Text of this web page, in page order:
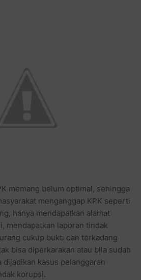
memang belum optimal, sehingga
menganggap KPK seperti
hanya mendapatkan alamat
mendapatkan laporan tindak
cukup bukti dan terkadang
bisa diperkarakan atau bila sudah
dijadikan kasus pelanggaran
korupsi.